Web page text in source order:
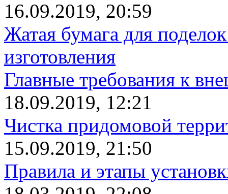
16.09.2019, 20:59
Жатая бумага для
изготовления
Главные требования к
18.09.2019, 12:21
Чистка придомовой
15.09.2019, 21:50
Правила и этапы